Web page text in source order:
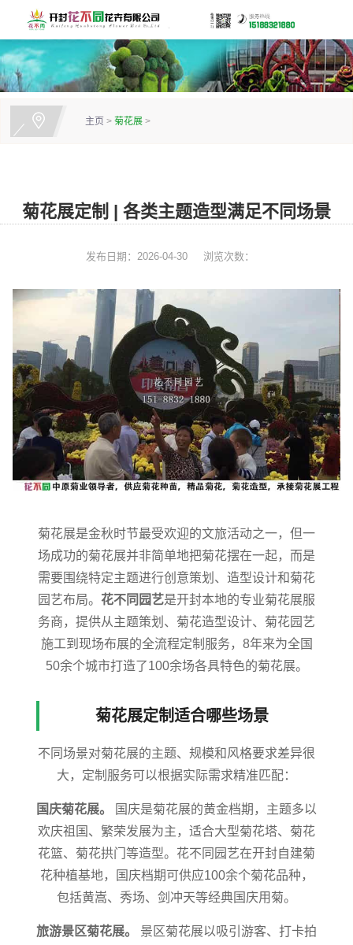
主页 > 菊花展 >
菊花展定制 | 各类主题造型满足不同场景
发布日期：2026-04-30 浏览次数：
菊花展是金秋时节最受欢迎的文旅活动之一，但一
场成功的菊花展并非简单地把菊花摆在一起，而是
需要围绕特定主题进行创意策划、造型设计和菊花
园艺布局。 花不同园艺是开封本地的专业菊花展服
务商，提供从主题策划、菊花造型设计、菊花园艺
施工到现场布展的全流程定制服务，8年来为全国
50余个城市打造了100余场各具特色的菊花展。
菊花展定制适合哪些场景
不同场景对菊花展的主题、规模和风格要求差异很
大，定制服务可以根据实际需求精准匹配：
国庆菊花展。
国庆是菊花展的黄金档期，主题多以
欢庆祖国、繁荣发展为主，适合大型菊花塔、菊花
花篮、菊花拱门等造型。花不同园艺在开封自建菊
花种植基地，国庆档期可供应100余个菊花品种，
包括黄嵩、秀场、剑冲天等经典国庆用菊。
旅游景区菊花展。
景区菊花展以吸引游客、打卡拍